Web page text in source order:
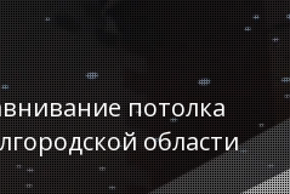
потолка
области